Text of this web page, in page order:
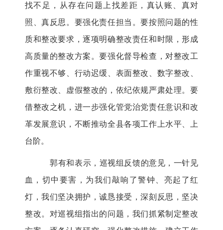
找不足，从存在问题上找差距，真认账、真对
照、真反思。要强化责任担当。要按照问题的性
质和整改要求，逐项明确整改责任和时限，形成
高质量的整改方案。要强化督导检查，对整改工
作重视不够、行动迟缓、表面整改、数字整改、
敷衍整改、虚假整改的，依纪依规严肃处理。要
借整改之机，进一步强化管党治党责任意识和改
革发展意识，不断推动全县各项工作上水平、上
台阶。
郭有和表示，巡视组反馈的意见，一针见
血，切中要害，为我们敲响了警钟、亮起了红
灯，我们坚决拥护，诚恳接受，深刻反思，坚决
整改。对巡视组指出的问题，我们抓紧制定整改